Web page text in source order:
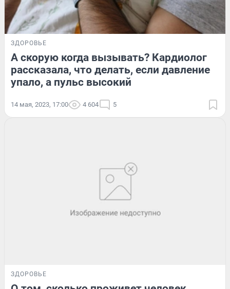
ЗДОРОВЬЕ
А скорую когда вызывать? Кардиолог
рассказала, что делать, если давление
упало, а пульс высокий
14 мая, 2023, 17:00 4 604 5
ЗДОРОВЬЕ